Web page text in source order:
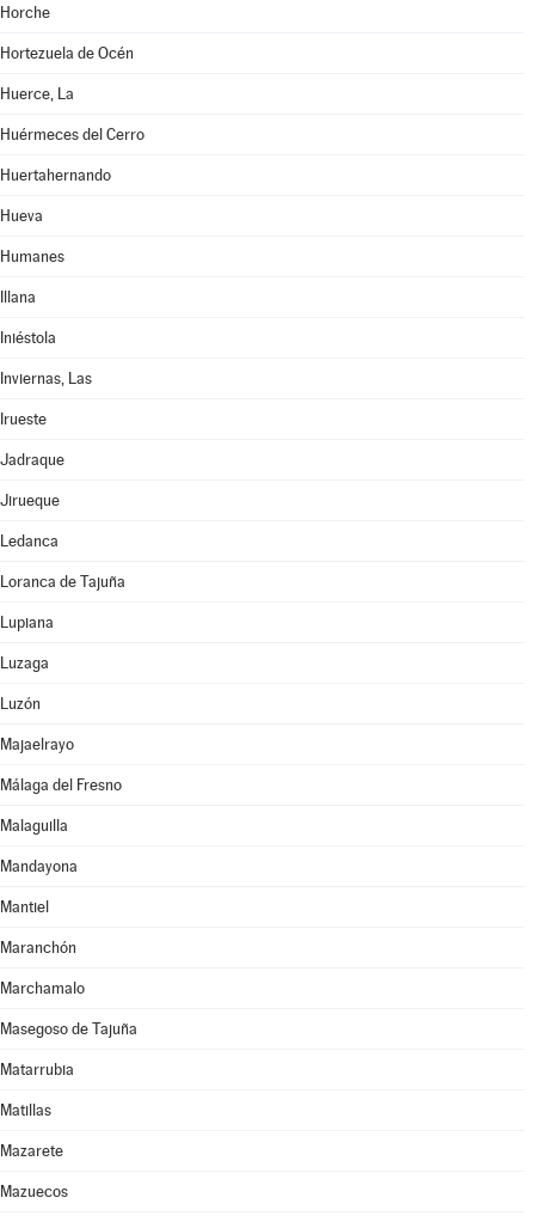
Horche
Hortezuela de Océn
Huerce, La
Huérmeces del Cerro
Huertahernando
Hueva
Humanes
Illana
Iniéstola
Inviernas, Las
Irueste
Jadraque
Jirueque
Ledanca
Loranca de Tajuña
Lupiana
Luzaga
Luzón
Majaelrayo
Málaga del Fresno
Malaguilla
Mandayona
Mantiel
Maranchón
Marchamalo
Masegoso de Tajuña
Matarrubia
Matillas
Mazarete
Mazuecos